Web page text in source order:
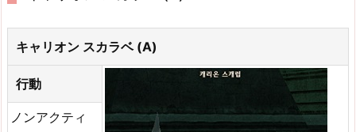
キャリオン スカラベ (A)
行動
ノンアクティ